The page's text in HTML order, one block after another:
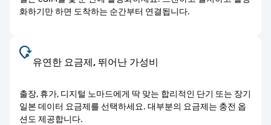
화하기만 하면 도착하는 순간부터 연결됩니다.
유연한 요금제, 뛰어난 가성비
출장, 휴가, 디지털 노마드에게 딱 맞는 합리적인 단기 또는 장기
일본 데이터 요금제를 선택하세요. 대부분의 요금제는 충전 옵
션도 제공합니다.